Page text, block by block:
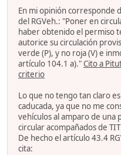
En mi opinión corresponde
del RGVeh.: "Poner en
haber obtenido el permiso
autorice su circulación
verde (P), y no roja (V) e
artículo 104.1 a)."Cito a
criterio
Lo que no tengo tan claro
caducada, ya que no me
vehículos al amparo de una
circular acompañados de
De hecho el artículo 43.4
cita: